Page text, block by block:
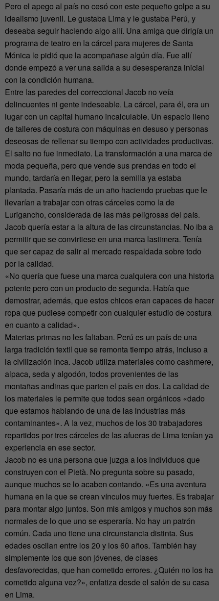
Pero el apego al país no cesó con este pequeño golpe a su
idealismo juvenil. Le gustaba Lima y le gustaba Perú, y
deseaba seguir haciendo algo allí. Una amiga que dirigía un
programa de teatro en la cárcel para mujeres de Santa
Mónica le pidió que la acompañase algún día. Fue allí
donde empezó a ver una salida a su desesperanza inicial
con la condición humana.
Entre las paredes del correccional Jacob no veía
delincuentes ni gente indeseable. La cárcel, para él, era un
lugar con un capital humano incalculable. Un espacio lleno
de talleres de costura con máquinas en desuso y personas
deseosas de rellenar su tiempo con actividades productivas.
El salto no fue inmediato. La transformación a una marca de
moda pequeña, pero que vende sus prendas en todo el
mundo, tardaría en llegar, pero la semilla ya estaba
plantada. Pasaría más de un año haciendo pruebas que le
llevarían a trabajar con otras cárceles como la de
Lurigancho, considerada de las más peligrosas del país.
Jacob quería estar a la altura de las circunstancias. No iba a
permitir que se convirtiese en una marca lastimera. Tenía
que ser capaz de salir al mercado respaldada sobre todo
por la calidad.
«No quería que fuese una marca cualquiera con una historia
potente pero con un producto de segunda. Había que
demostrar, además, que estos chicos eran capaces de hacer
ropa que pudiese competir con cualquier estudio de costura
en cuanto a calidad».
Materias primas no les faltaban. Perú es un país de una
larga tradición textil que se remonta tiempo atrás, incluso a
la civilización Inca. Jacob utiliza materiales como cashmere,
alpaca, seda y algodón, todos provenientes de las
montañas andinas que parten el país en dos. La calidad de
los materiales le permite que todos sean orgánicos «dado
que estamos hablando de una de las industrias más
contaminantes». A la vez, muchos de los 30 trabajadores
repartidos por tres cárceles de las afueras de Lima tenían ya
experiencia en ese sector.
Jacob no es una persona que juzga a los individuos que
construyen con el Pietà. No pregunta sobre su pasado,
aunque muchos se lo acaben contando. «Es una aventura
humana en la que se crean vínculos muy fuertes. Es trabajar
para montar algo juntos. Son mis amigos y muchos son más
normales de lo que uno se esperaría. No hay un patrón
común. Cada uno tiene una circunstancia distinta. Sus
edades oscilan entre los 20 y los 60 años. También hay
simplemente los que son jóvenes, de clases
desfavorecidas, que han cometido errores. ¿Quién no los ha
cometido alguna vez?», enfatiza desde el salón de su casa
en Lima.